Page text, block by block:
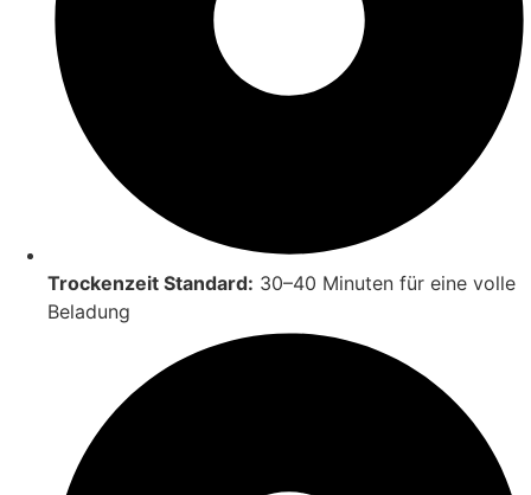
Trockenzeit Standard: 30–40 Minuten für eine volle
Beladung